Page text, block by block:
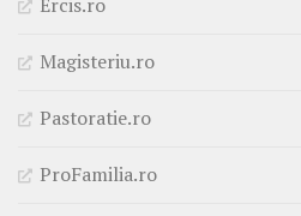
Magisteriu.ro
Pastoratie.ro
ProFamilia.ro